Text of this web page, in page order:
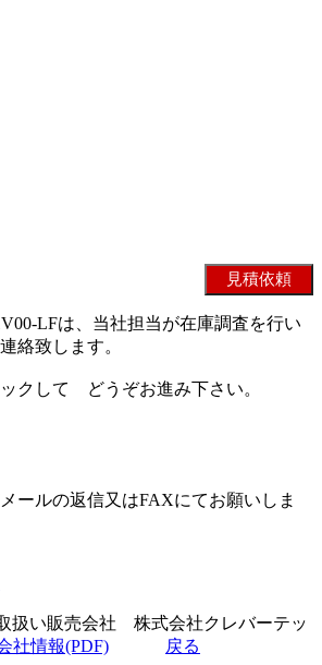
LFは、当社担当が在庫調査を行い
絡致します。
ックして どうぞお進み下さい。
ールの返信又はFAXにてお願いしま
扱い販売会社 株式会社クレバーテッ
社情報(PDF) 戻る